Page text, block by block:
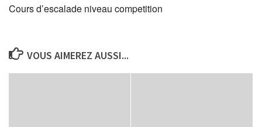
Cours d’escalade niveau competition
VOUS AIMEREZ AUSSI...